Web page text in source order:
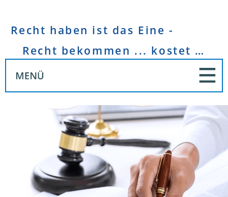
Recht haben ist das Eine -
Recht bekommen ... kostet Geld!